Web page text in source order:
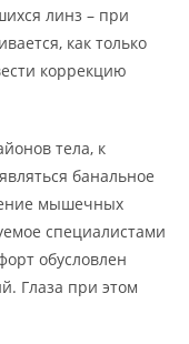
линз – при
как только
коррекцию
тела, к
банальное
мышечных
специалистами
обусловлен
Глаза при этом